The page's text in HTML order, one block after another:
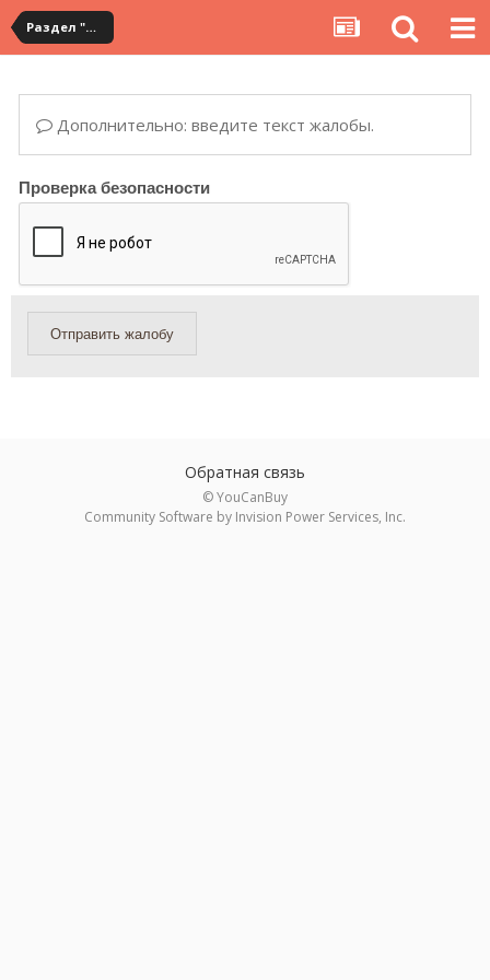
Раздел "Мои покупки" на сервисе YouCanBuy
Дополнительно: введите текст жалобы.
Проверка безопасности
Отправить жалобу
Обратная связь
© YouCanBuy
Community Software by Invision Power Services, Inc.